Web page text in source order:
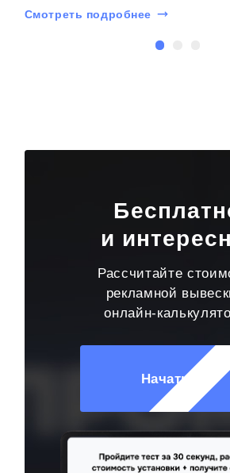
Смотреть подробнее
и
Рассчитайте
рекламной
онлайн-
Начать